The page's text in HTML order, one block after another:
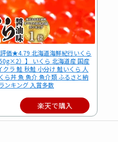
評価★4.79 北海道海鮮紀行いくら
）】 いくら 北海道産 国産
クラ 鮭 秋鮭 小分け 鮭いくら 人
ら丼 魚 魚介 魚介類 ふるさと納
ンキング 入賞多数
楽天で購入